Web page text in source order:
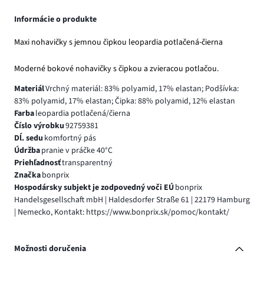
Informácie o produkte
Maxi nohavičky s jemnou čipkou leopardia potlačená-čierna
Moderné bokové nohavičky s čipkou a zvieracou potlačou.
MateriálVrchný materiál: 83% polyamid, 17% elastan; Podšívka:
83% polyamid, 17% elastan; Čipka: 88% polyamid, 12% elastan
Farbaleopardia potlačená/čierna
Číslo výrobku92759381
Dĺ. sedu komfortný pás
Údržbapranie v práčke 40°C
Priehľadnosťtransparentný
Značkabonprix
Hospodársky subjekt je zodpovedný voči EÚbonprix
Handelsgesellschaft mbH | Haldesdorfer Straße 61 | 22179 Hamburg
| Nemecko, Kontakt: https://www.bonprix.sk/pomoc/kontakt/
Možnosti doručenia